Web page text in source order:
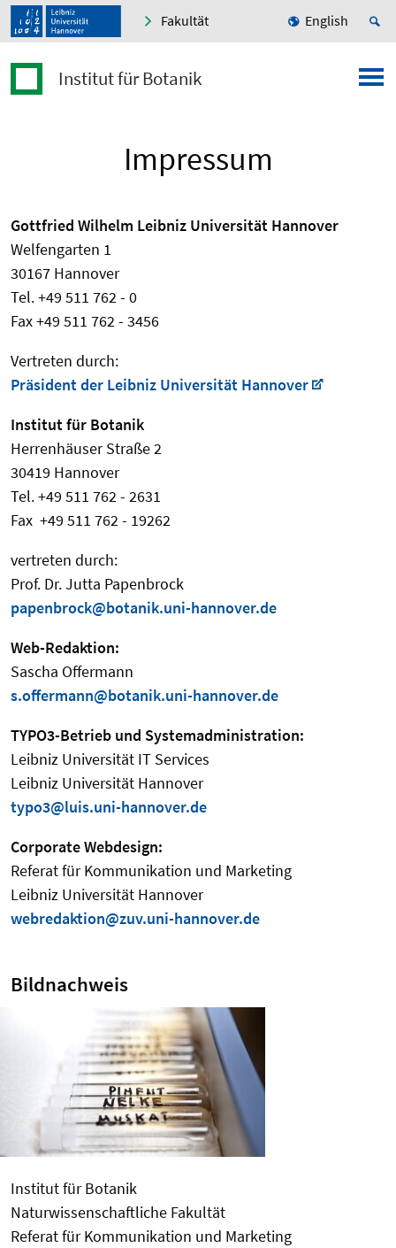
Fakultät English
Institut für Botanik
Impressum
Gottfried Wilhelm Leibniz Universität Hannover
Welfengarten 1
30167 Hannover
Tel. +49 511 762 - 0
Fax +49 511 762 - 3456
Vertreten durch:
Präsident der Leibniz Universität Hannover
Institut für Botanik
Herrenhäuser Straße 2
30419 Hannover
Tel. +49 511 762 - 2631
Fax +49 511 762 - 19262
vertreten durch:
Prof. Dr. Jutta Papenbrock
papenbrock@botanik.uni-hannover.de
Web-Redaktion:
Sascha Offermann
s.offermann@botanik.uni-hannover.de
TYPO3-Betrieb und Systemadministration:
Leibniz Universität IT Services
Leibniz Universität Hannover
typo3@luis.uni-hannover.de
Corporate Webdesign:
Referat für Kommunikation und Marketing
Leibniz Universität Hannover
webredaktion@zuv.uni-hannover.de
Bildnachweis
Institut für Botanik
Naturwissenschaftliche Fakultät
Referat für Kommunikation und Marketing